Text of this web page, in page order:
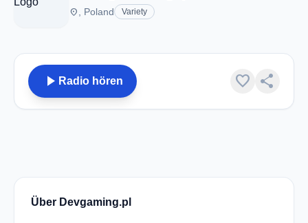
place , Poland Variety
play_arrow Radio hören favorite share
Über Devgaming.pl